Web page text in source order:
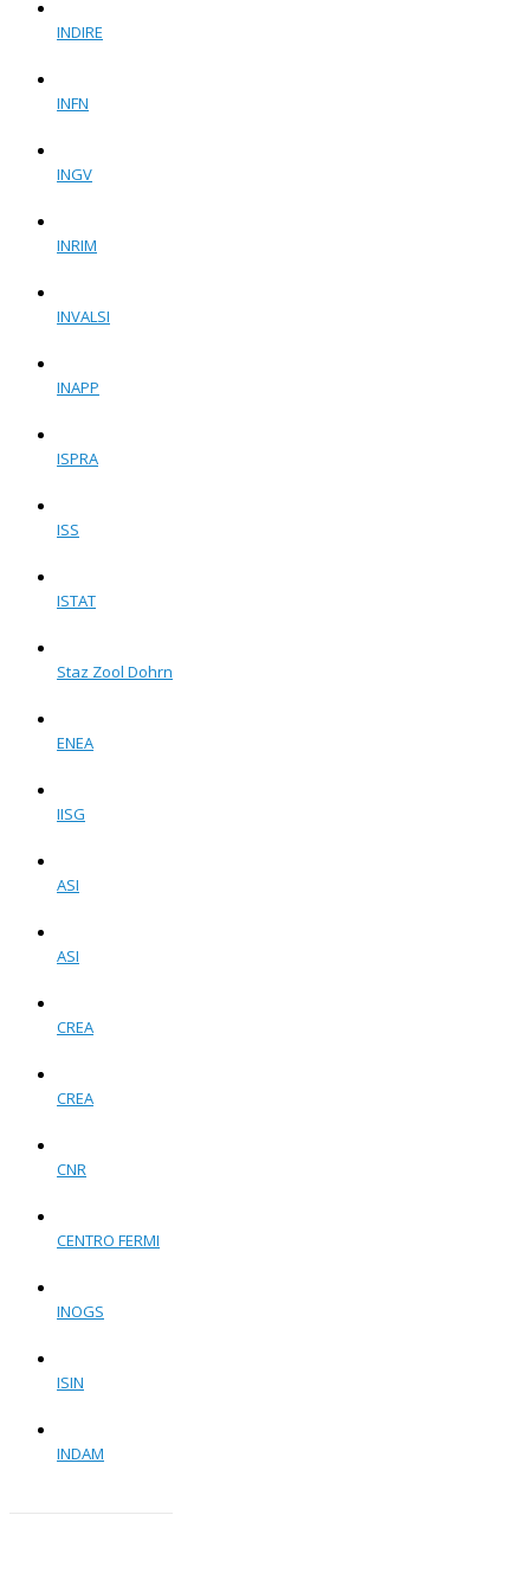
INDIRE
INFN
INGV
INRIM
INVALSI
INAPP
ISPRA
ISS
ISTAT
Staz Zool Dohrn
ENEA
IISG
ASI
ASI
CREA
CREA
CNR
CENTRO FERMI
INOGS
ISIN
INDAM